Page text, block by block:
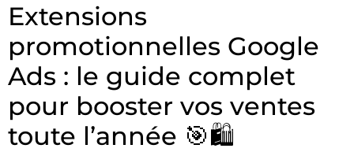
Extensions
promotionnelles Google
Ads : le guide complet
pour booster vos ventes
toute l’année 🎯🛍️